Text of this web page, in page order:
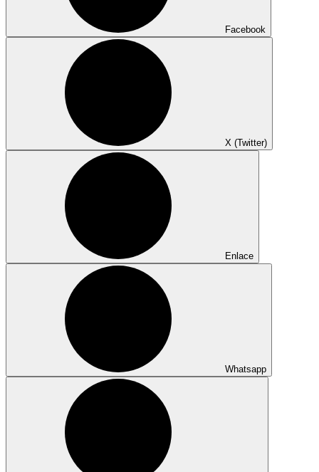
Facebook
X (Twitter)
Enlace
Whatsapp